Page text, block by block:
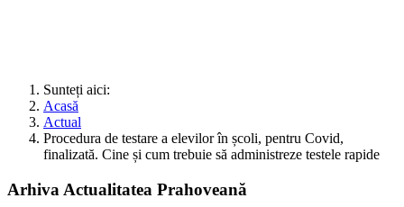
Sunteți aici:
Acasă
Actual
Procedura de testare a elevilor în școli, pentru Covid,
finalizată. Cine și cum trebuie să administreze testele rapide
Arhiva Actualitatea Prahoveană